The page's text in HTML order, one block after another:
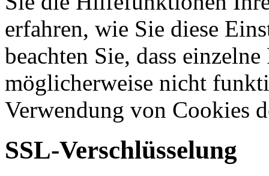
erfahren, wie Sie diese
beachten Sie, dass
möglicherweise nicht
Verwendung von Cookies
SSL-Verschlüsselung